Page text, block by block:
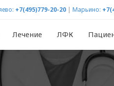
+7(495)779-20-20 | Марьино:
Лечение ЛФК